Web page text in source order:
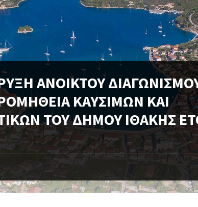
ΑΝΟΙΚΤΟΥ
ΚΑΥΣΙΜΩΝ ΚΑΙ
ΤΟΥ ΔΗΜΟΥ ΙΘΑΚΗΣ